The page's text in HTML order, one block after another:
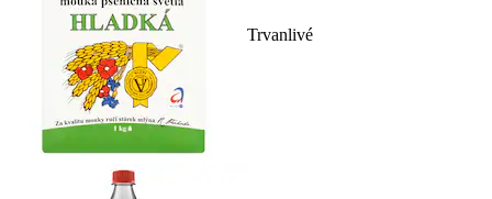
Trvanlivé